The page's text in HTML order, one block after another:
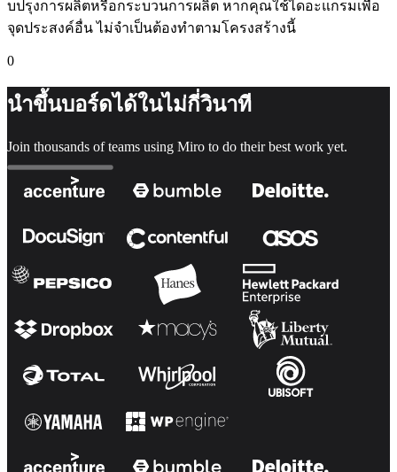
บปรุงการผลิตหรือกระบวนการผลิต หากคุณใช้ไดอะแกรมเพื่อ
จุดประสงค์อื่น ไม่จำเป็นต้องทำตามโครงสร้างนี้
0
นำขึ้นบอร์ดได้ในไม่กี่วินาที
Join thousands of teams using Miro to do their best work yet.